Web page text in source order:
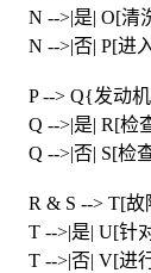
N -->|是| O[清
N -->|否| P[进
P --> Q{发动机
Q -->|是| R[检
Q -->|否| S[检
R & S --> T[故
T -->|是| U[针
T -->|否| V[进